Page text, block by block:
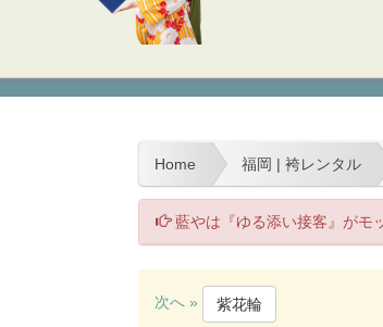
Home 福岡 | 袴レンタル
藍やは『ゆる添い接客』がモ
次へ » 紫花輪